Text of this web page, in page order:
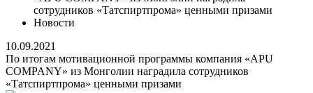
сотрудников «Татспиртпрома» ценными призами
Новости
10.09.2021
По итогам мотивационной программы компания «APU
COMPANY» из Монголии наградила сотрудников
«Татспиртпрома» ценными призами